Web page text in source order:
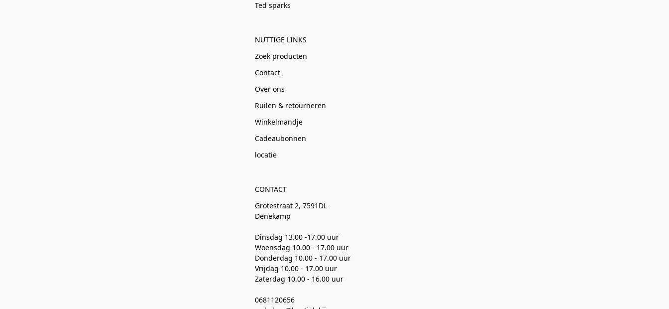
Ted sparks
NUTTIGE LINKS
Zoek producten
Contact
Over ons
Ruilen & retourneren
Winkelmandje
Cadeaubonnen
locatie
CONTACT
Grotestraat 2, 7591DL
Denekamp
Dinsdag 13.00 -17.00 uur
Woensdag 10.00 - 17.00 uur
Donderdag 10.00 - 17.00 uur
Vrijdag 10.00 - 17.00 uur
Zaterdag 10.00 - 16.00 uur
0681120656